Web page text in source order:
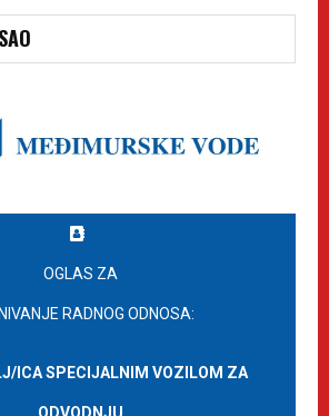
OGLAS ZA
RADNOG ODNOSA:
ICA SPECIJALNIM VOZILOM ZA